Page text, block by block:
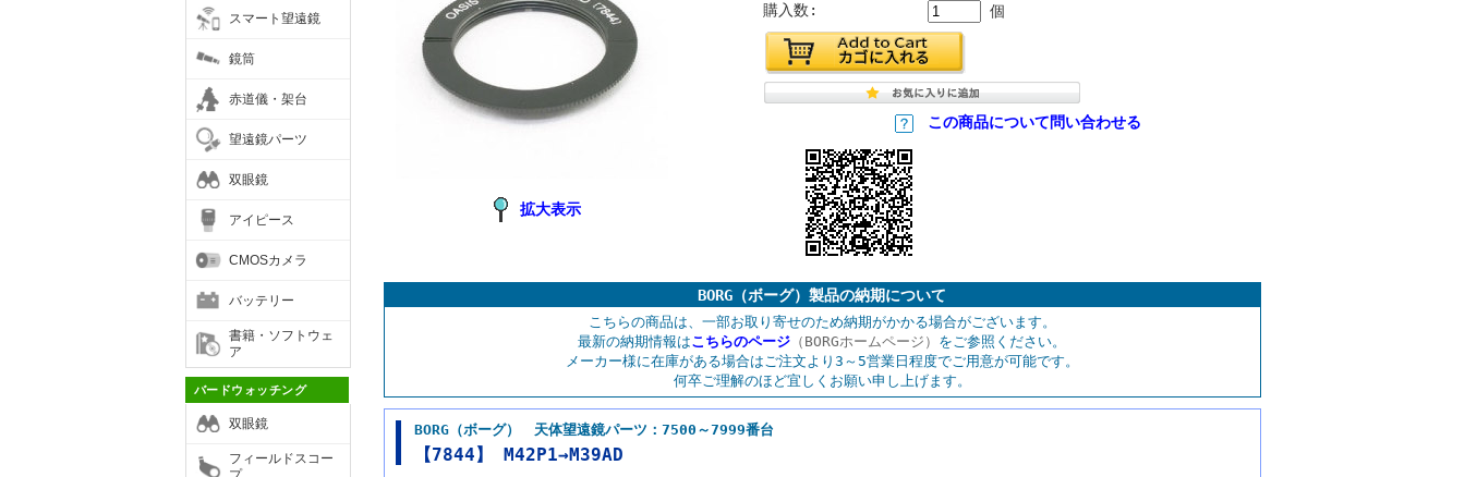
スマート望遠鏡
鏡筒
赤道儀・架台
望遠鏡パーツ
双眼鏡
アイピース
CMOSカメラ
バッテリー
書籍・ソフトウェ
ア
バードウォッチング
双眼鏡
フィールドスコー
拡大表示
購入数: 個
この商品について問い合わせる
BORG（ボーグ）製品の納期について
こちらの商品は、一部お取り寄せのため納期がかかる場合がございます。
最新の納期情報はこちらのページ （BORGホームページ） をご参照ください。
メーカー様に在庫がある場合はご注文より3～5営業日程度でご用意が可能です。
何卒ご理解のほど宜しくお願い申し上げます。
BORG（ボーグ） 天体望遠鏡パーツ：7500～7999番台
【7844】 M42P1→M39AD